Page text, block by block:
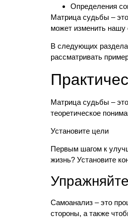
Определения
Матрица судьбы –
может изменить нашу
В следующих
рассматривать
Матрица судьбы –
теоретическое
Установите цели
Первым шагом к
жизнь? Установите
Самоанализ – это
стороны, а также